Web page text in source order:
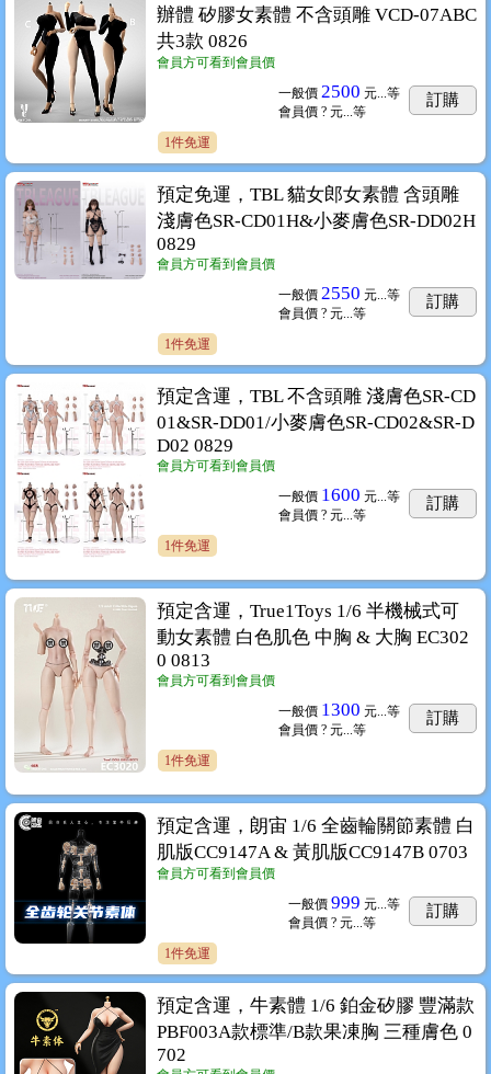
辦體 矽膠女素體 不含頭雕 VCD-07ABC
共3款 0826
會員方可看到會員價
一般價 2500 元... 等
會員價 ? 元... 等
訂購
1件免運
預定免運，TBL 貓女郎女素體 含頭雕
淺膚色SR-CD01H&小麥膚色SR-DD02H
0829
會員方可看到會員價
一般價 2550 元... 等
會員價 ? 元... 等
訂購
1件免運
預定含運，TBL 不含頭雕 淺膚色SR-CD
01&SR-DD01/小麥膚色SR-CD02&SR-D
D02 0829
會員方可看到會員價
一般價 1600 元... 等
會員價 ? 元... 等
訂購
1件免運
預定含運，True1Toys 1/6 半機械式可
動女素體 白色肌色 中胸 & 大胸 EC302
0 0813
會員方可看到會員價
一般價 1300 元... 等
會員價 ? 元... 等
訂購
1件免運
預定含運，朗宙 1/6 全齒輪關節素體 白
肌版CC9147A & 黃肌版CC9147B 0703
會員方可看到會員價
一般價 999 元... 等
會員價 ? 元... 等
訂購
1件免運
預定含運，牛素體 1/6 鉑金矽膠 豐滿款
PBF003A款標準/B款果凍胸 三種膚色 0
702